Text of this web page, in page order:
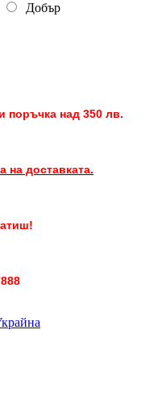
Добър
над 350 лв.
на доставката.